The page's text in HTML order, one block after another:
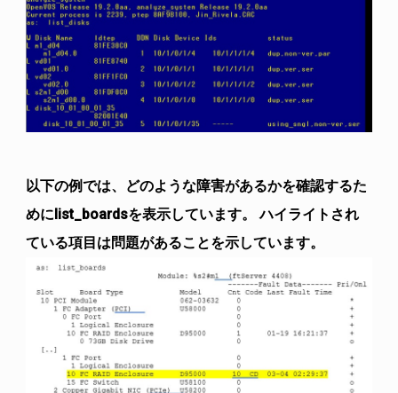
以下の例では、どのような障害があるかを確認するた
めにlist_boardsを表示しています。 ハイライトされ
ている項目は問題があることを示しています。